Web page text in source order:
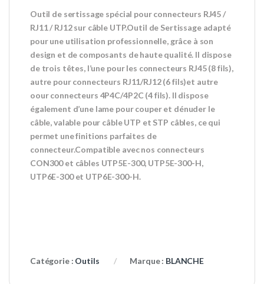
Outil de sertissage spécial pour connecteurs RJ45 /
RJ11 / RJ12 sur câble UTP.Outil de Sertissage adapté
pour une utilisation professionnelle, grâce à son
design et de composants de haute qualité. Il dispose
de trois têtes, l’une pour les connecteurs RJ45 (8 fils),
autre pour connecteurs RJ11/RJ12 (6 fils)et autre
oour connecteurs 4P4C/4P2C (4 fils). Il dispose
également d’une lame pour couper et dénuder le
câble, valable pour câble UTP et STP câbles, ce qui
permet une finitions parfaites de
connecteur.Compatible avec nos connecteurs
CON300 et câbles UTP5E-300, UTP5E-300-H,
UTP6E-300 et UTP6E-300-H.
Catégorie : Outils Marque : BLANCHE